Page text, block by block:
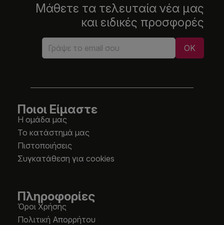
Μάθετε τα τελευταία νέα μας
και ειδικές προσφορές
Ποιοι Είμαστε
Η ομάδα μας
Το κατάστημά μας
Πιστοποιήσεις
Συγκατάθεση για cookies
Πληροφορίες
Όροι Χρήσης
Πολιτική Απορρήτου